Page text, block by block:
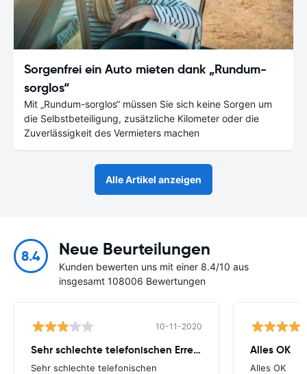
Sorgenfrei ein Auto mieten dank „Rundum-
sorglos“
Mit „Rundum-sorglos“ müssen Sie sich keine Sorgen um
die Selbstbeteiligung, zusätzliche Kilometer oder die
Zuverlässigkeit des Vermieters machen
Alle Artikel anzeigen
8.4 Neue Beurteilungen
Kunden bewerten uns mit einer 8.4/10 aus
insgesamt 108006 Bewertungen
10-11-2020
Sehr schlechte telefonischen Erreichbarkeit.
Sehr schlechte telefonischen
Alles OK
Alles OK